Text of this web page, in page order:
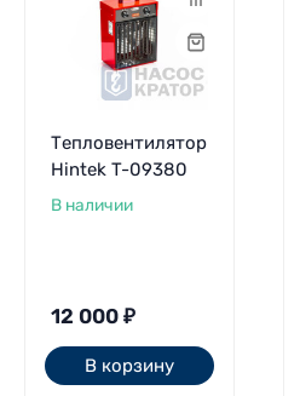
Тепловентилятор
Hintek T-09380
В наличии
12 000 ₽
В корзину